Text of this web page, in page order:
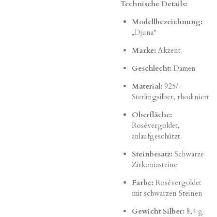
Technische Details:
Modellbezeichnung:
„Djuna“
Marke:Akzent
Geschlecht:Damen
Material:925/-
Sterlingsilber, rhodiniert
Oberfläche:
Rosévergoldet,
anlaufgeschützt
Steinbesatz:Schwarze
Zirkoniasteine
Farbe:Rosévergoldet
mit schwarzen Steinen
Gewicht Silber:8,4 g